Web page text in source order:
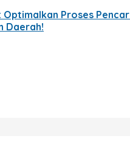
Proses
Daerah!